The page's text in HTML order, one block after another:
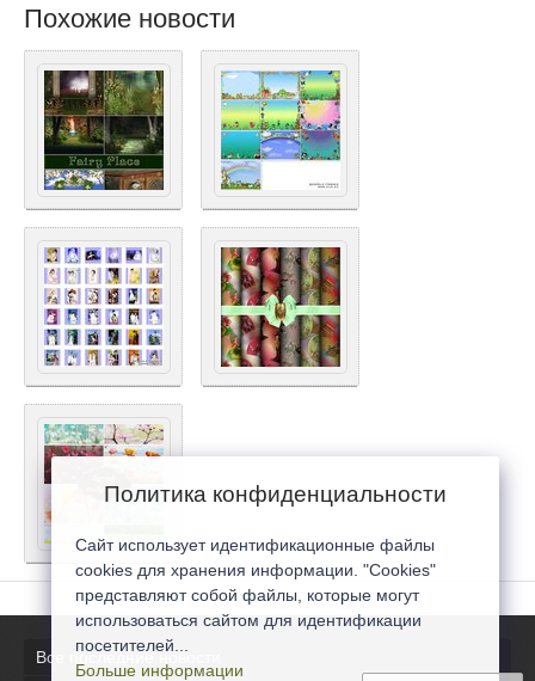
Похожие новости
Все последние новости
Политика конфиденциальности
Сайт использует идентификационные файлы
cookies для хранения информации. "Cookies"
представляют собой файлы, которые могут
использоваться сайтом для идентификации
посетителей...
Больше информации